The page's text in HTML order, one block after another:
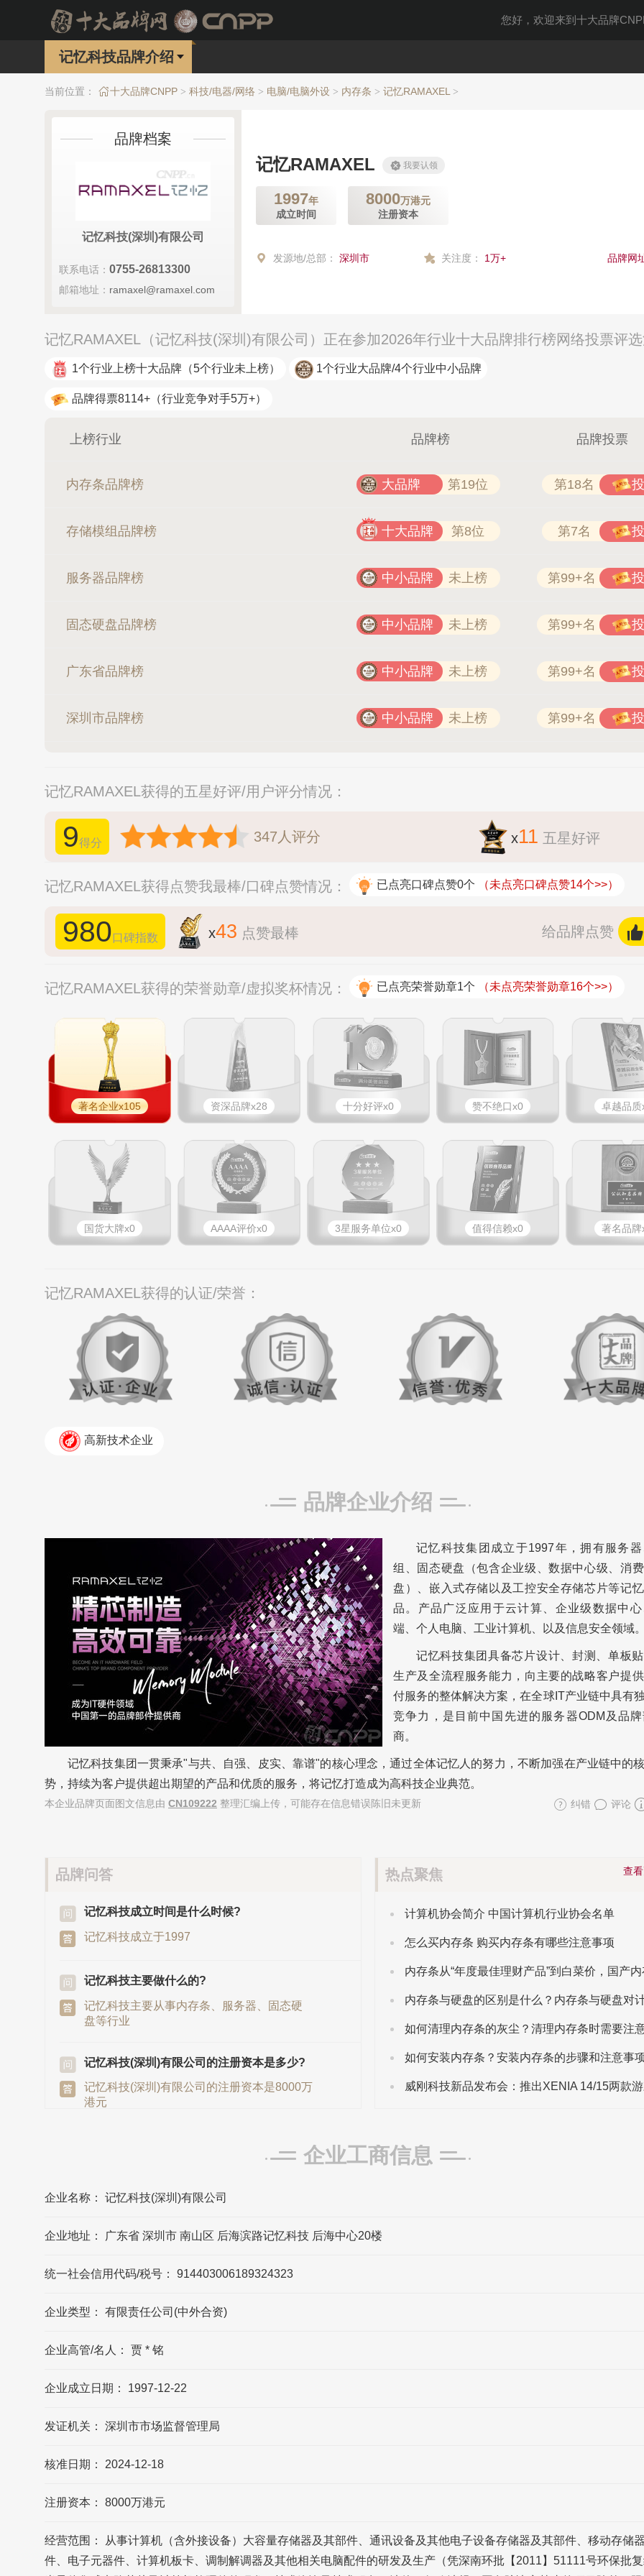
您好，欢迎来到十大品牌
记忆科技品牌介绍
当前位置： 十大品牌CNPP > 科技/电器/网络 > 电脑/电脑外设 > 内存条 > 记忆RAMAXEL >
品牌档案
记忆科技(深圳)有限公司
联系电话： 0755-26813300
邮箱地址： ramaxel@ramaxel.com
记忆RAMAXEL 我要认领
1997年
成立时间
8000万港元
注册资本
发源地/总部： 深圳市 关注度： 1万+ 品牌网
记忆RAMAXEL（记忆科技(深圳)有限公司）正在参加2026年行业十大品牌排行榜网络投票评
1个行业上榜十大品牌 （5个行业未上榜） 1个行业大品牌/4个行业中小品牌
品牌得票8114+ （行业竞争对手5万+）
上榜行业 品牌榜 品牌投票
内存条品牌榜 大品牌 第19位 第18名
存储模组品牌榜 十大品牌 第8位 第7名
服务器品牌榜 中小品牌 未上榜 第99+名
固态硬盘品牌榜 中小品牌 未上榜 第99+名
广东省品牌榜 中小品牌 未上榜 第99+名
深圳市品牌榜 中小品牌 未上榜 第99+名
记忆RAMAXEL获得的五星好评/用户评分情况：
9得分 347 人评分 x11 五星好评
记忆RAMAXEL获得点赞我最棒/口碑点赞情况： 已点亮口碑点赞0个 （未点亮口碑点赞14个>>）
980口碑指数 x43 点赞最棒 给品牌点赞
记忆RAMAXEL获得的荣誉勋章/虚拟奖杯情况： 已点亮荣誉勋章1个 （未点亮荣誉勋章16个>>）
著名企业x105 资深品牌x28 十分好评x0 赞不绝口x0 卓越品质
国货大牌x0 AAAA评价x0 3星服务单位x0 值得信赖x0 著名品牌
记忆RAMAXEL获得的认证/荣誉：
高新技术企业
品牌企业介绍
记忆科技集团成立于1997年，拥有服务
组、固态硬盘（包含企业级、数据中心级、消
盘）、嵌入式存储以及工控安全存储芯片等记
品。产品广泛应用于云计算、企业级数据中
端、个人电脑、工业计算机、以及信息安全领域
记忆科技集团具备芯片设计、封测、单板
生产及全流程服务能力，向主要的战略客户提
付服务的整体解决方案，在全球IT产业链中具有
竞争力，是目前中国先进的服务器ODM及品
商。
记忆科技集团一贯秉承"与共、自强、皮实、靠谱"的核心理念，通过全体记忆人的努力，不断加强在产业链中的
势，持续为客户提供超出期望的产品和优质的服务，将记忆打造成为高科技企业典范。
本企业品牌页面图文信息由 CN109222 整理汇编上传，可能存在信息错误陈旧未更新 纠错 评论
品牌问答
记忆科技成立时间是什么时候?
记忆科技成立于1997
记忆科技主要做什么的?
记忆科技主要从事内存条、服务器、固态硬
盘等行业
记忆科技(深圳)有限公司的注册资本是多少?
记忆科技(深圳)有限公司的注册资本是8000万
港元
记忆科技(深圳)有限公司的法定代表人是贾宗
记忆科技官网公布的联系方式是0755-
官网/官方公布的联系方式为准
记忆科技的官方邮箱?
ramaxel@ramaxel.com，可能数据更新不及
记忆科技(深圳)有限公司的企业所在地位于广
中心20楼
查
热点聚焦
计算机协会简介 中国计算机行业协会名单
怎么买内存条 购买内存条有哪些注意事项
企业工商信息
企业名称： 记忆科技(深圳)有限公司
企业地址： 广东省 深圳市 南山区 后海滨路记忆科技 后海中心20楼
统一社会信用代码/税号： 914403006189324323
企业类型： 有限责任公司(中外合资)
企业高管/名人： 贾 * 铭
企业成立日期： 1997-12-22
发证机关： 深圳市市场监督管理局
核准日期： 2024-12-18
注册资本： 8000万港元
经营范围： 从事计算机（含外接设备）大容量存储器及其部件、通讯设备及其他电子设备存储器及其部件、移动存储
件、电子元器件、计算机板卡、调制解调器及其他相关电脑配件的研发及生产（凭深南环批【2011】51111号环保批